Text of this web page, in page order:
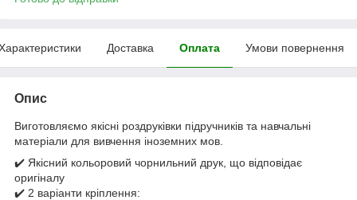
Доставка Оплата Умови повернення
Опис
Виготовляємо якісні роздруківки підручників та навчальні
матеріали для вивчення іноземних мов.
✔️ Якісний кольоровий чорнильний друк, що відповідає
оригіналу
✔️ 2 варіанти кріплення: